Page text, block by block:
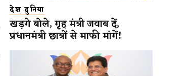
देश दुनिया
खड़गे बोले, गृह मंत्री जवाब दें,
प्रधानमंत्री छात्रों से माफी मांगें!